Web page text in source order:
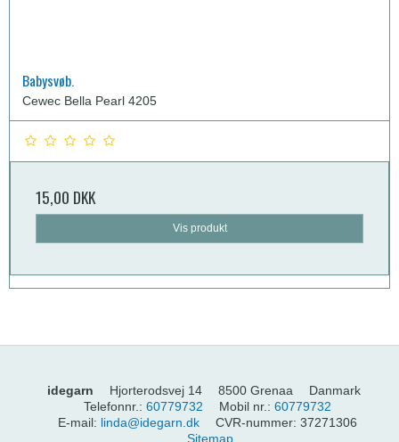
Babysvøb.
Cewec Bella Pearl 4205
15,00 DKK
Vis produkt
idegarn Hjorterodsvej 14 8500 Grenaa
Danmark
Telefonnr. : 60779732 Mobil nr. : 60779732
E-mail: linda@idegarn.dk CVR-nummer: 37271306
Sitemap